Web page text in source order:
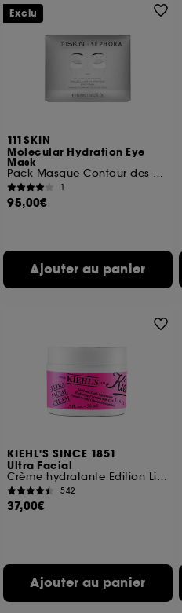
111SKIN
Molecular Hydration Eye
Mask
Pack Masque Contour des Yeux
1
95,00€
Ajouter au panier
Exclu
KIEHL'S SINCE 1851
Ultra Facial
Crème hydratante Édition Limitée Noël 2024
542
37,00€
Ajouter au panier